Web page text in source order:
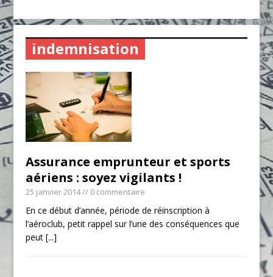
indemnisation
Assurance emprunteur et sports
aériens : soyez vigilants !
25 janvier 2014// 0 commentaire
En ce début d’année, période de réinscription à
l’aéroclub, petit rappel sur l’une des conséquences que
peut[...]